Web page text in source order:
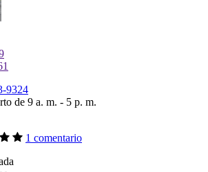
9324
de 9 a. m. - 5 p. m.
1 comentario